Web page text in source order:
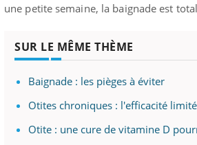
une petite semaine, la baignade est
SUR LE MÊME THÈME
Baignade : les pièges à éviter
Otites chroniques : l'efficacité
Otite : une cure de vitamine D
Chronique des Mains :
ma maladieYoutube
même
...